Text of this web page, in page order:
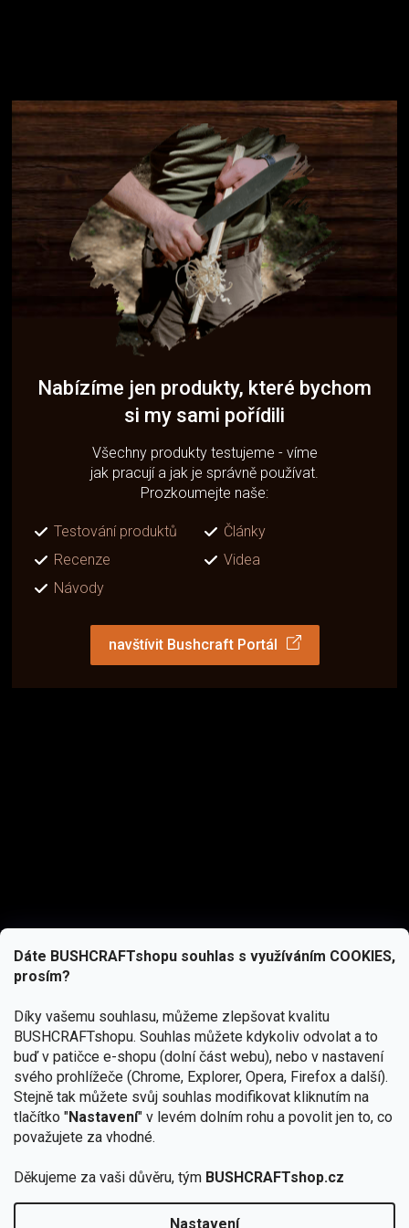
Dáte BUSHCRAFTshopu souhlas s využíváním COOKIES,
prosím?
Díky vašemu souhlasu, můžeme zlepšovat kvalitu
BUSHCRAFTshopu. Souhlas můžete kdykoliv odvolat a to
buď v patičce e-shopu (dolní část webu), nebo v nastavení
svého prohlížeče (Chrome, Explorer, Opera, Firefox a další).
Stejně tak můžete svůj souhlas modifikovat kliknutím na
tlačítko "Nastavení" v levém dolním rohu a povolit jen to, co
považujete za vhodné.
Děkujeme za vaši důvěru, tým BUSHCRAFTshop.cz
Nastavení
Nabízíme jen produkty, které bychom
si my sami pořídili
Všechny produkty testujeme - víme
jak pracují a jak je správně používat.
Prozkoumejte naše:
Testování produktů
Články
Recenze
Videa
Návody
navštívit Bushcraft Portál
podmínkami ochrany osobních údajů